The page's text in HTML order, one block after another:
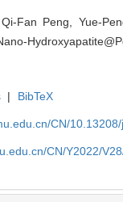
Fan Peng, Yue-
| BibTeX
CN/
CN/Y2022/